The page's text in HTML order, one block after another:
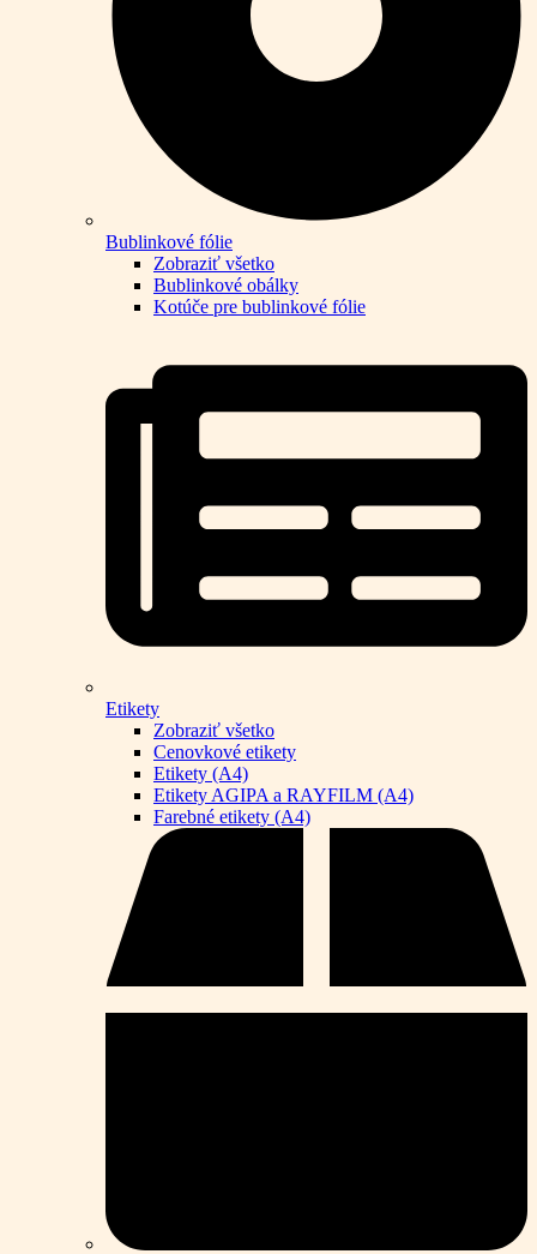
Bublinkové fólie
Zobraziť všetko
Bublinkové obálky
Kotúče pre bublinkové fólie
Etikety
Zobraziť všetko
Cenovkové etikety
Etikety (A4)
Etikety AGIPA a RAYFILM (A4)
Farebné etikety (A4)